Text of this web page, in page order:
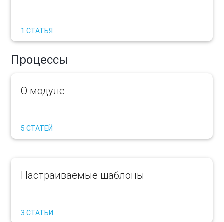
1 СТАТЬЯ
Процессы
О модуле
5 СТАТЕЙ
Настраиваемые шаблоны
3 СТАТЬИ